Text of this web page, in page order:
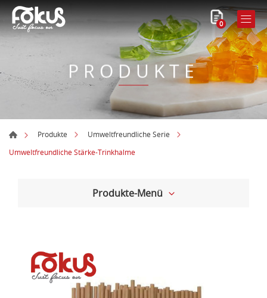
0
PRODUKTE
Produkte
Umweltfreundliche Serie
Umweltfreundliche Stärke-Trinkhalme
Produkte-Menü